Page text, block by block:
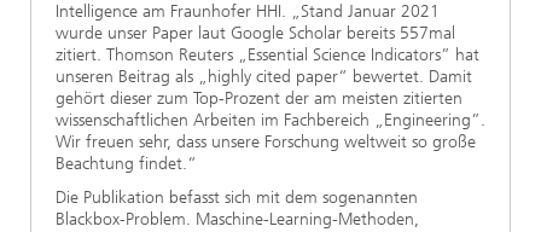
Intelligence am Fraunhofer HHI. „Stand Januar 2021
wurde unser Paper laut Google Scholar bereits 557mal
zitiert. Thomson Reuters „Essential Science Indicators” hat
unseren Beitrag als „highly cited paper“ bewertet. Damit
gehört dieser zum Top-Prozent der am meisten zitierten
wissenschaftlichen Arbeiten im Fachbereich „Engineering”.
Wir freuen sehr, dass unsere Forschung weltweit so große
Beachtung findet.“
Die Publikation befasst sich mit dem sogenannten
Blackbox-Problem. Maschine-Learning-Methoden,